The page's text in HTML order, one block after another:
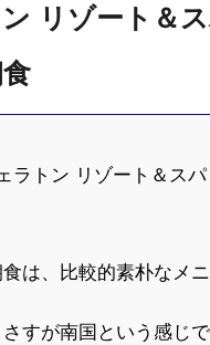
ン リゾート＆
ラトン リゾート＆ス
は、比較的素朴なメニ
すが南国という感じで